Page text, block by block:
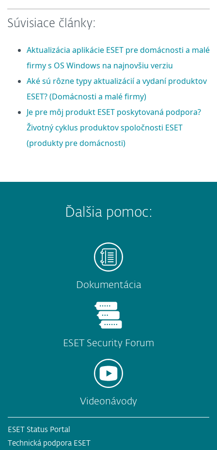
Súvisiace články:
Aktualizácia aplikácie ESET pre domácnosti a malé
firmy s OS Windows na najnovšiu verziu
Aké sú rôzne typy aktualizácií a vydaní produktov
ESET? (Domácnosti a malé firmy)
Je pre môj produkt ESET poskytovaná podpora?
Životný cyklus produktov spoločnosti ESET
(produkty pre domácnosti)
Ďalšia pomoc:
Dokumentácia
ESET Security Forum
Videonávody
ESET Status Portal
Technická podpora ESET